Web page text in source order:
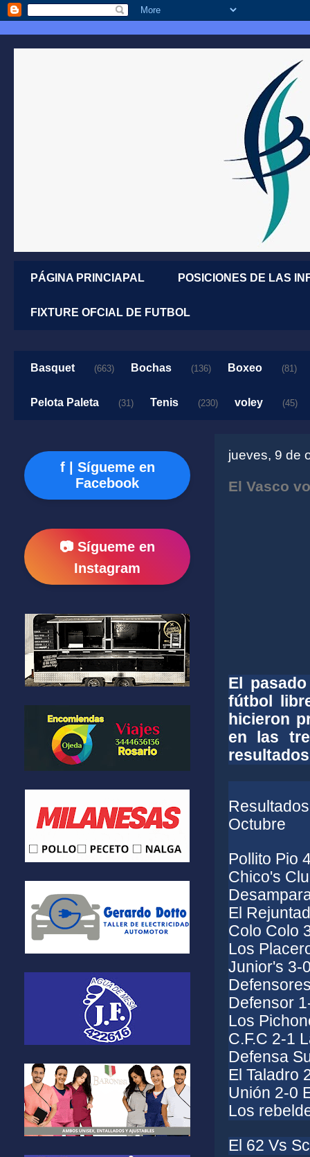
PÁGINA PRINCIAPAL POSICIONES DE LAS
FIXTURE OFCIAL DE FUTBOL
Basquet (663) Bochas (136) Boxeo (81)
Pelota Paleta (31) Tenis (230) voley (45)
jueves, 9 de
El Vasco
El
fútbol
hicieron
en las
Octubre
Pollito Pio
Chico's
El
Colo Colo
Los
Junior's 3-
Defensor
Los
C.F.C 2-1
Defensa
El Taladro
Unión 2-0
Los
El 62 Vs
f | Sígueme en
Facebook
📷 Sígueme en
Instagram